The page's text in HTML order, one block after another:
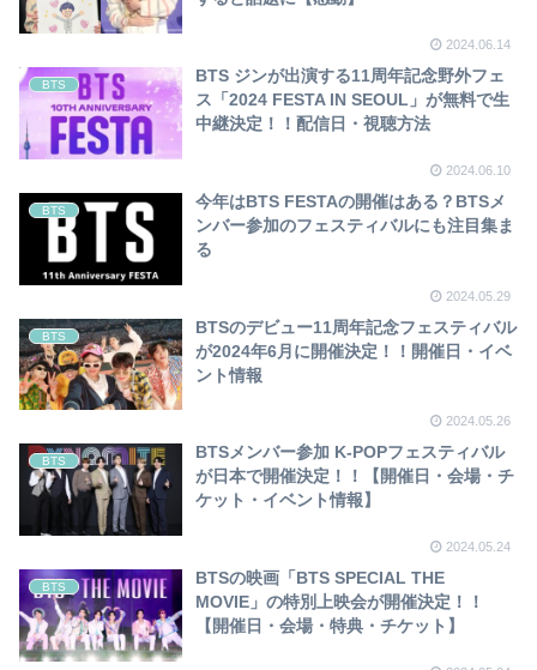
2024.06.14
BTS
BTS ジンが出演する11周年記念野外フェ
ス「2024 FESTA IN SEOUL」が無料で生
中継決定！！配信日・視聴方法
2024.06.10
BTS
今年はBTS FESTAの開催はある？BTSメ
ンバー参加のフェスティバルにも注目集ま
る
2024.05.29
BTS
BTSのデビュー11周年記念フェスティバル
が2024年6月に開催決定！！開催日・イベ
ント情報
2024.05.26
BTS
BTSメンバー参加 K-POPフェスティバル
が日本で開催決定！！【開催日・会場・チ
ケット・イベント情報】
2024.05.24
BTS
BTSの映画「BTS SPECIAL THE
MOVIE」の特別上映会が開催決定！！
【開催日・会場・特典・チケット】